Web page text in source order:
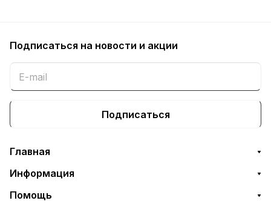
Подписаться на новости и акции
Подписаться
Главная
Информация
Помощь